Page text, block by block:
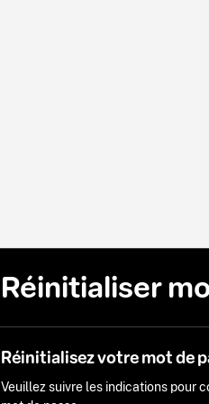
Réinitialiser
Réinitialisez votre mot de
Veuillez suivre les indications pour